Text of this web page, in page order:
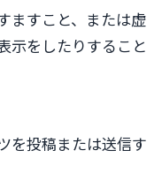
ますこと、または虚
示をしたりすること
を投稿または送信す